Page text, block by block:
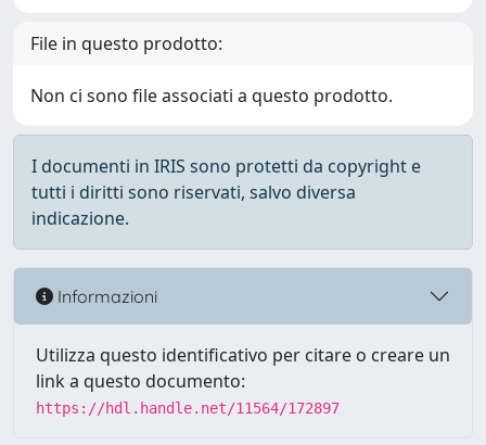
File in questo prodotto:
Non ci sono file associati a questo prodotto.
I documenti in IRIS sono protetti da copyright e
tutti i diritti sono riservati, salvo diversa
indicazione.
Informazioni
Utilizza questo identificativo per citare o creare un
link a questo documento:
https://hdl.handle.net/11564/172897